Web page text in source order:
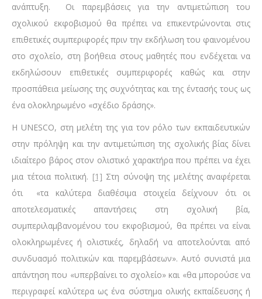
ανάπτυξη. Οι παρεμβάσεις για την αντιμετώπιση του
σχολικού εκφοβισμού θα πρέπει να επικεντρώνονται στις
επιθετικές συμπεριφορές πριν την εκδήλωση του φαινομένου
στο σχολείο, στη βοήθεια στους μαθητές που ενδέχεται να
εκδηλώσουν επιθετικές συμπεριφορές καθώς και στην
προσπάθεια μείωσης της συχνότητας και της έντασής τους ως
ένα ολοκληρωμένο «σχέδιο δράσης».
Η UNESCO, στη μελέτη της για τον ρόλο των εκπαιδευτικών
στην πρόληψη και την αντιμετώπιση της σχολικής βίας δίνει
ιδιαίτερο βάρος στον ολιστικό χαρακτήρα που πρέπει να έχει
μια τέτοια πολιτική. [1] Στη σύνοψη της μελέτης αναφέρεται
ότι «τα καλύτερα διαθέσιμα στοιχεία δείχνουν ότι οι
αποτελεσματικές απαντήσεις στη σχολική βία,
συμπεριλαμβανομένου του εκφοβισμού, θα πρέπει να είναι
ολοκληρωμένες ή ολιστικές, δηλαδή να αποτελούνται από
συνδυασμό πολιτικών και παρεμβάσεων». Αυτό συνιστά μια
απάντηση που «υπερβαίνει το σχολείο» και «θα μπορούσε να
περιγραφεί καλύτερα ως ένα σύστημα ολικής εκπαίδευσης ή